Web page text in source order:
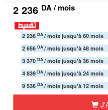
2 236 DA / mois
2 236 DA/ mois jusqu'à 60 mois
2 656 DA/ mois jusqu'à 48 mois
3 370 DA/ mois jusqu'à 36 mois
4 839 DA/ mois jusqu'à 24 mois
9 536 DA/ mois jusqu'à 12 mois